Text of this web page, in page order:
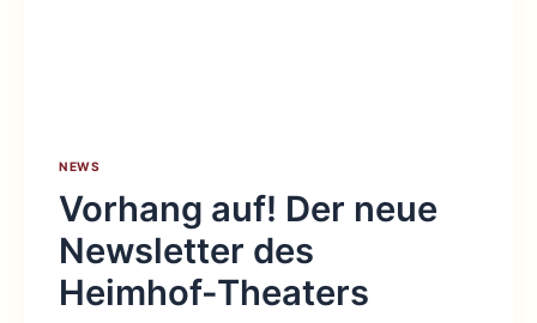
NEWS
Vorhang auf! Der neue
Newsletter des
Heimhof-Theaters